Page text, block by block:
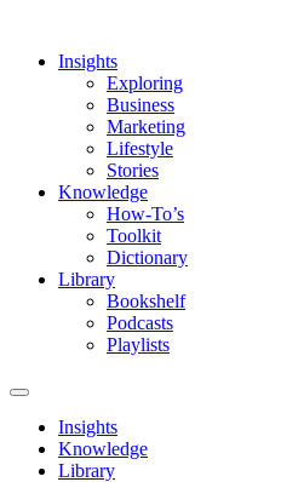
Insights
Exploring
Business
Marketing
Lifestyle
Stories
Knowledge
How-To’s
Toolkit
Dictionary
Library
Bookshelf
Podcasts
Playlists
Insights
Knowledge
Library